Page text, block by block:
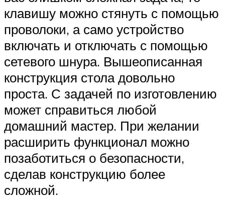
клавишу можно стянуть с помощью
проволоки, а само устройство
включать и отключать с помощью
сетевого шнура. Вышеописанная
конструкция стола довольно
проста. С задачей по изготовлению
может справиться любой
домашний мастер. При желании
расширить функционал можно
позаботиться о безопасности,
сделав конструкцию более
сложной.